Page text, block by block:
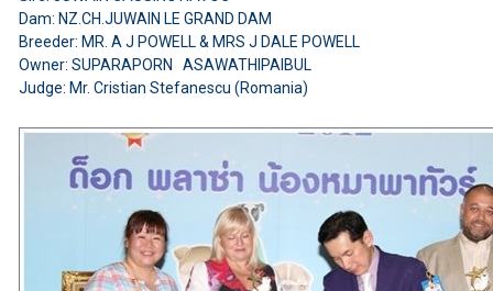
Dam: NZ.CH.JUWAIN LE GRAND DAM
Breeder: MR. A J POWELL & MRS J DALE POWELL
Owner: SUPARAPORN ASAWATHIPAIBUL
Judge: Mr. Cristian Stefanescu (Romania)